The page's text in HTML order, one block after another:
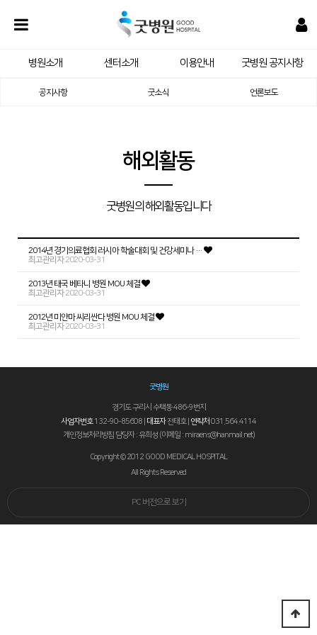
병원소개 센터소개 이용안내 굿병원 공지사항
공지사항 굿소식 언론보도
해외활동
굿병원의 해외활동입니다
2014년 경기의료협회 러시아 학술대회 및 건강세미나 …
최고관리자2020-03-31
2013년 태국 베타니 병원 MOU 체결
최고관리자2020-03-31
2012년 미얀마 씨리싼다 병원 MOU 체결
최고관리자2020-03-31
굿병원
경기도 구리시 수택동 486-9번지
사업자번호132-90-85608 | 대표자전태호 | 연락처 031.564.4114
개인정보처리방침 담당자 : 유희성 (이메일 : miraens@hanmail.net)
Copyright © 2012 GOOD MEDICAL HOSPITAL
All Rights Reserved
PC 버전으로 보기